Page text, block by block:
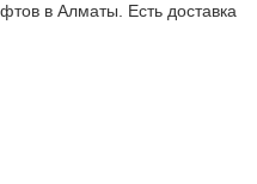
в Алматы. Есть доставка